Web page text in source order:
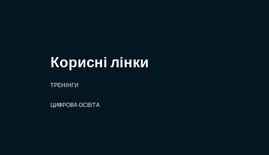
Корисні лінки
ТРЕНІНГИ
ЦИФРОВА ОСВІТА